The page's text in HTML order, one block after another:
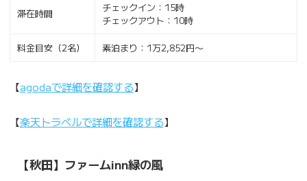
滞在時間
チェックイン：15時
チェックアウト：10時
料金目安（2名） 素泊まり：1万2,852円〜
【agodaで詳細を確認する】
【楽天トラベルで詳細を確認する】
【秋田】ファームinn緑の風